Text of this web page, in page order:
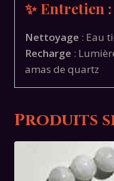
✨ Entretien :
Nettoyage : Eau
Recharge :
amas de quartz
Produits